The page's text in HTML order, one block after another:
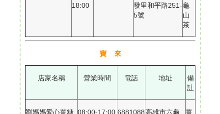
18:00
發里和平路251-
5號
龜
山
茶
寶 來
店家名稱 營業時間 電話 地址
備
註
劉媽媽愛心薑糖 08:00-17:00 6881088高雄市六龜
薑